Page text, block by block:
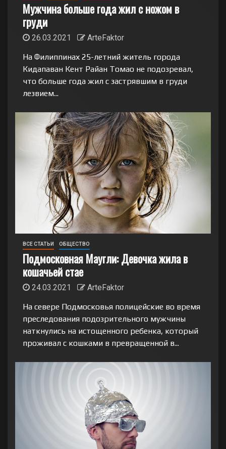
Мужчина больше года жил с ножом в
груди
26.03.2021
ArteFaktor
На Филиппинах 25-летний житель города
Кидапаван Кент Райан Томао не подозревал,
что больше года жил с застрявшим в груди
лезвием...
ВСЕ СТАТЬИ ОБЩЕСТВО
Подмосковная Маугли: Девочка жила в
кошачьей стае
24.03.2021
ArteFaktor
На севере Подмосковья полицейские во время
преследования подозрительного мужчины
наткнулись на истощенного ребенка, который
проживал с кошками в превращенной в...